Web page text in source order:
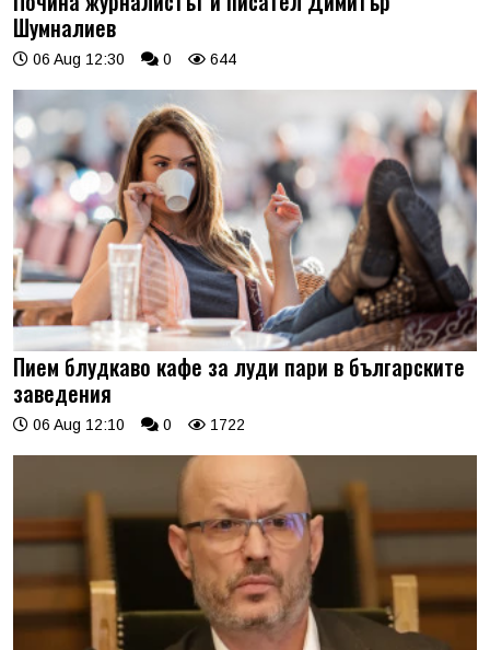
Шумналиев
06 Aug 12:30 0 644
Пием блудкаво кафе за луди пари в българските
заведения
06 Aug 12:10 0 1722